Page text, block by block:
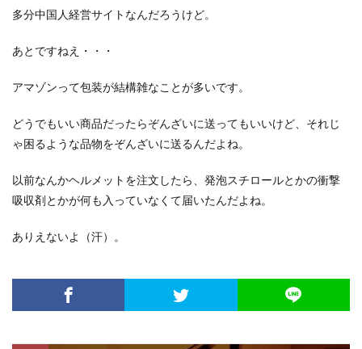
多分中国人経営サイトなんだろうけど。
あとですねえ・・・
アマゾンって包装が結構雑なことが多いです。
どうでもいい商品だったらぞんざいに送ってもいいけど、それじ
ゃ困るような品物をぞんざいに送るんだよね。
以前なんかヘルメットを注文したら、発泡スチロールとかの衝撃
吸収剤とかが何も入っていなくて届いたんだよね。
ありえないよ（汗）。